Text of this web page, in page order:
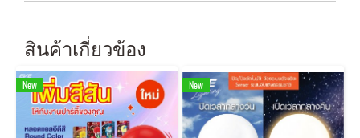
สินค้าเกี่ยวข้อง
New New